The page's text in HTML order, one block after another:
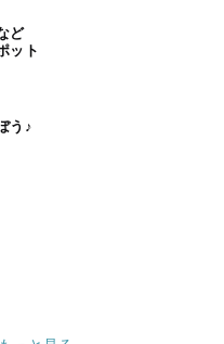
ど
ット
う♪